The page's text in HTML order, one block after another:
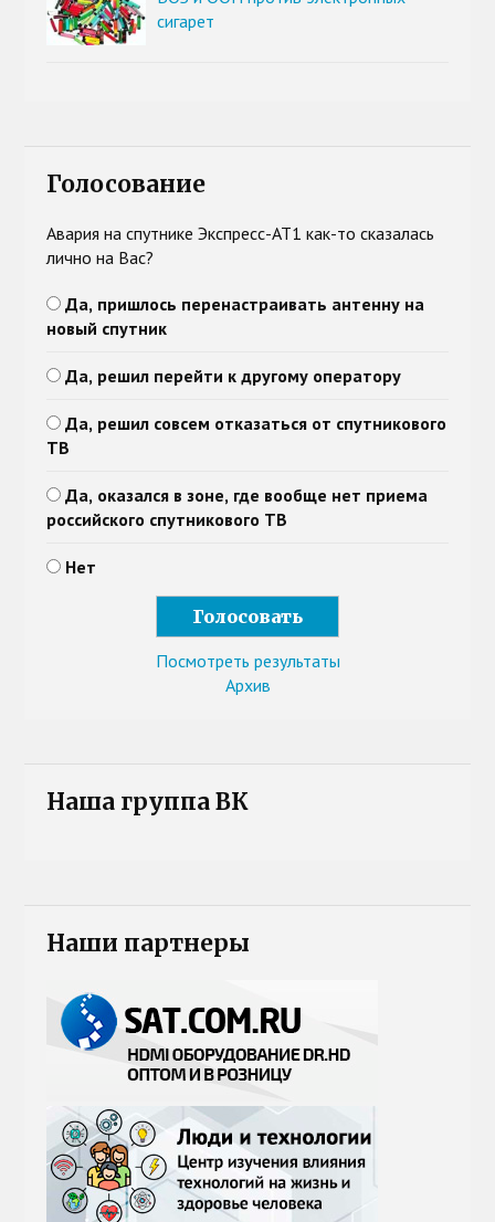
сигарет
Голосование
Авария на спутнике Экспресс-АТ1 как-то сказалась
лично на Вас?
Да, пришлось перенастраивать антенну на
новый спутник
Да, решил перейти к другому оператору
Да, решил совсем отказаться от спутникового
ТВ
Да, оказался в зоне, где вообще нет приема
российского спутникового ТВ
Нет
Посмотреть результаты
Архив
Наша группа ВК
Наши партнеры